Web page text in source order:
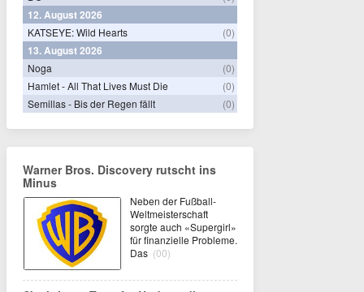
12. August 2026
KATSEYE: Wild Hearts (0)
13. August 2026
Noga
(0)
Hamlet - All That Lives Must Die
(0)
Semillas - Bis der Regen fällt
(0)
Warner Bros. Discovery rutscht ins
Minus
Neben der Fußball-
Weltmeisterschaft
sorgte auch «Supergirl»
für finanzielle Probleme.
Das (00)